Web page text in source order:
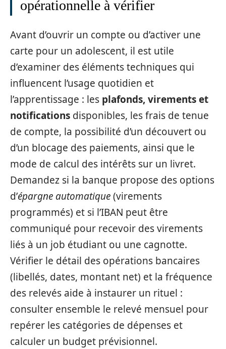
opérationnelle à vérifier
Avant d’ouvrir un compte ou d’activer une
carte pour un adolescent, il est utile
d’examiner des éléments techniques qui
influencent l’usage quotidien et
l’apprentissage : les plafonds, virements et
notifications disponibles, les frais de tenue
de compte, la possibilité d’un découvert ou
d’un blocage des paiements, ainsi que le
mode de calcul des intérêts sur un livret.
Demandez si la banque propose des options
d’épargne automatique(virements
programmés) et si l’IBAN peut être
communiqué pour recevoir des virements
liés à un job étudiant ou une cagnotte.
Vérifier le détail des opérations bancaires
(libellés, dates, montant net) et la fréquence
des relevés aide à instaurer un rituel :
consulter ensemble le relevé mensuel pour
repérer les catégories de dépenses et
calculer un budget prévisionnel.